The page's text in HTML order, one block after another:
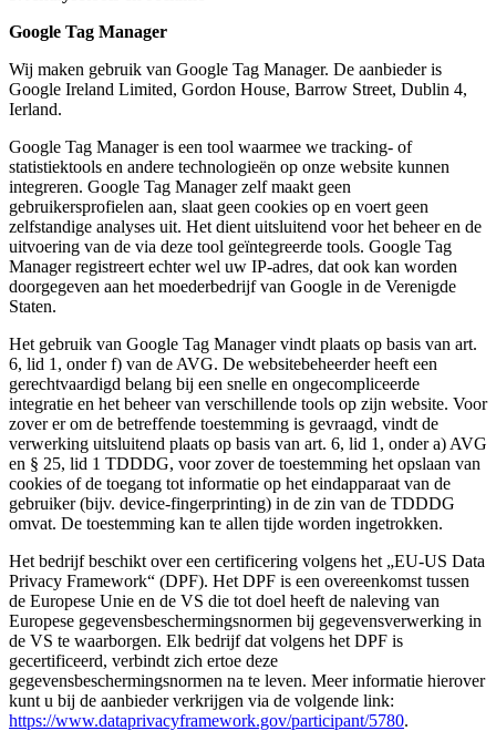
Google Tag Manager
Wij maken gebruik van Google Tag Manager. De aanbieder is
Google Ireland Limited, Gordon House, Barrow Street, Dublin 4,
Ierland.
Google Tag Manager is een tool waarmee we tracking- of
statistiektools en andere technologieën op onze website kunnen
integreren. Google Tag Manager zelf maakt geen
gebruikersprofielen aan, slaat geen cookies op en voert geen
zelfstandige analyses uit. Het dient uitsluitend voor het beheer en de
uitvoering van de via deze tool geïntegreerde tools. Google Tag
Manager registreert echter wel uw IP-adres, dat ook kan worden
doorgegeven aan het moederbedrijf van Google in de Verenigde
Staten.
Het gebruik van Google Tag Manager vindt plaats op basis van art.
6, lid 1, onder f) van de AVG. De websitebeheerder heeft een
gerechtvaardigd belang bij een snelle en ongecompliceerde
integratie en het beheer van verschillende tools op zijn website. Voor
zover er om de betreffende toestemming is gevraagd, vindt de
verwerking uitsluitend plaats op basis van art. 6, lid 1, onder a) AVG
en § 25, lid 1 TDDDG, voor zover de toestemming het opslaan van
cookies of de toegang tot informatie op het eindapparaat van de
gebruiker (bijv. device-fingerprinting) in de zin van de TDDDG
omvat. De toestemming kan te allen tijde worden ingetrokken.
Het bedrijf beschikt over een certificering volgens het „EU-US Data
Privacy Framework“ (DPF). Het DPF is een overeenkomst tussen
de Europese Unie en de VS die tot doel heeft de naleving van
Europese gegevensbeschermingsnormen bij gegevensverwerking in
de VS te waarborgen. Elk bedrijf dat volgens het DPF is
gecertificeerd, verbindt zich ertoe deze
gegevensbeschermingsnormen na te leven. Meer informatie hierover
kunt u bij de aanbieder verkrijgen via de volgende link:
https://www.dataprivacyframework.gov/participant/5780.